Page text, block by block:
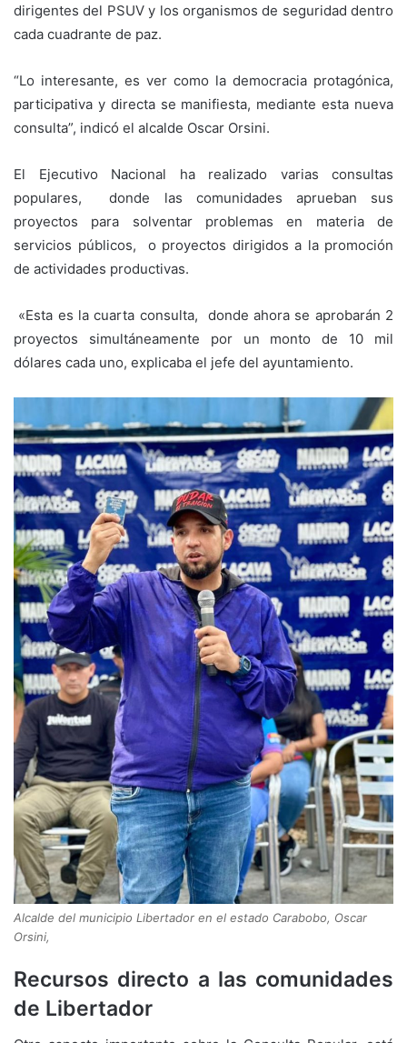
dirigentes del PSUV y los organismos de seguridad dentro
cada cuadrante de paz.
“Lo interesante, es ver como la democracia protagónica,
participativa y directa se manifiesta, mediante esta nueva
consulta”, indicó el alcalde Oscar Orsini.
El Ejecutivo Nacional ha realizado varias consultas
populares, donde las comunidades aprueban sus
proyectos para solventar problemas en materia de
servicios públicos, o proyectos dirigidos a la promoción
de actividades productivas.
«Esta es la cuarta consulta, donde ahora se aprobarán 2
proyectos simultáneamente por un monto de 10 mil
dólares cada uno, explicaba el jefe del ayuntamiento.
Alcalde del municipio Libertador en el estado Carabobo, Oscar
Orsini,
Recursos directo a las comunidades
de Libertador